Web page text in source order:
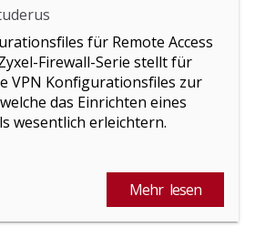
für Remote Access
Firewall-Serie stellt für
VPN Konfigurationsfiles zur
das Einrichten eines
wesentlich erleichtern.
Mehr lesen